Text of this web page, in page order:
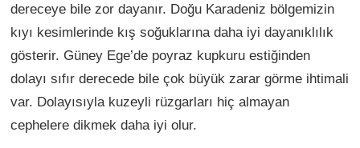
dereceye bile zor dayanır. Doğu Karadeniz bölgemizin
kıyı kesimlerinde kış soğuklarına daha iyi dayanıklılık
gösterir. Güney Ege’de poyraz kupkuru estiğinden
dolayı sıfır derecede bile çok büyük zarar görme ihtimali
var. Dolayısıyla kuzeyli rüzgarları hiç almayan
cephelere dikmek daha iyi olur.